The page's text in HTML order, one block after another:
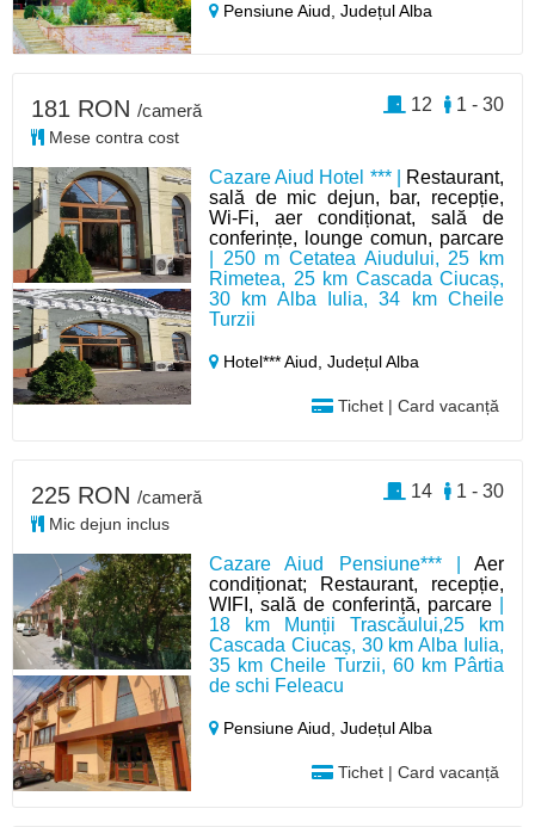
Pensiune Aiud,Județul Alba
Cazare Aiud Hotel *** |
Restaurant,
sală de mic dejun, bar, recepție,
Wi-Fi, aer condiționat, sală de
conferințe, lounge comun, parcare
| 250 m Cetatea Aiudului, 25 km
Rimetea, 25 km Cascada Ciucaș,
30 km Alba Iulia, 34 km Cheile
Turzii
Hotel*** Aiud,Județul Alba
Tichet | Card vacanță
181 RON /cameră
Mese contra cost
1 - 30
12
Cazare Aiud Pensiune*** | Aer
condiționat; Restaurant, recepție,
WIFI, sală de conferință, parcare
18 km Munții Trascăului,25 km
Cascada Ciucaș, 30 km Alba Iulia,
35 km Cheile Turzii, 60 km Pârtia
de schi Feleacu
Pensiune Aiud,Județul Alba
Tichet | Card vacanță
225 RON /cameră
Mic dejun inclus
1 - 30
14